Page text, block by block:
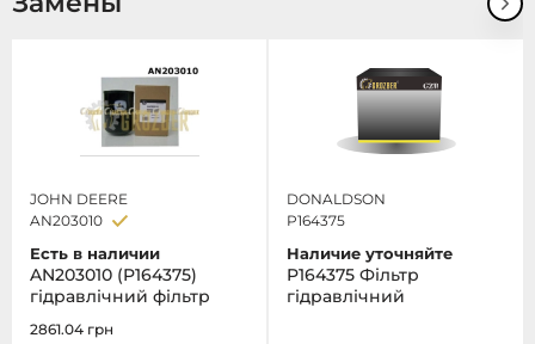
JOHN DEERE
AN203010
Есть в наличии
AN203010 (P164375)
гідравлічний фільтр
2861.04 грн
DONALDSON
P164375
Наличие уточняйте
P164375 Фільтр
гідравлічний